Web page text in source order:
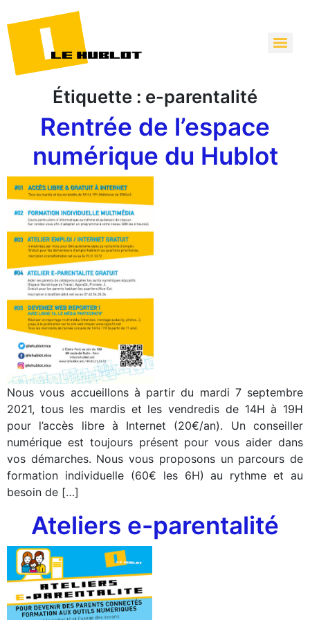
Étiquette : e-parentalité
Rentrée de l’espace
numérique du Hublot
Nous vous accueillons à partir du mardi 7 septembre
2021, tous les mardis et les vendredis de 14H à 19H
pour l’accès libre à Internet (20€/an). Un conseiller
numérique est toujours présent pour vous aider dans
vos démarches. Nous vous proposons un parcours de
formation individuelle (60€ les 6H) au rythme et au
besoin de […]
Ateliers e-parentalité